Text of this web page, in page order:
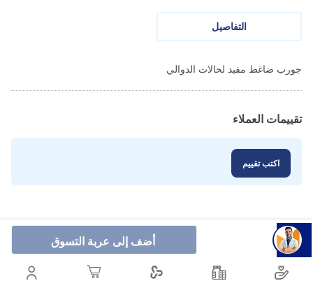
أضف إلى عربة التسوق
التفاصيل
جورب ضاغط مفيد لحالات الدوالي
تقييمات العملاء
اكتب تقييم